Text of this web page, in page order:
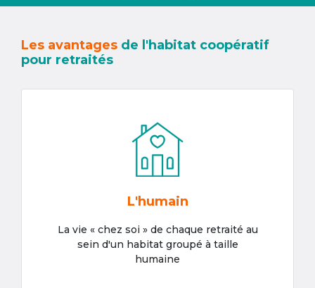
Les avantages de l'habitat coopératif
pour retraités
L'humain
La vie « chez soi » de chaque retraité au
sein d'un habitat groupé à taille
humaine